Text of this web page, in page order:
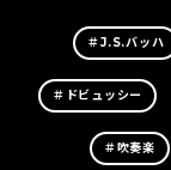
＃J.S.バッハ
＃ドビュッシー
＃吹奏楽